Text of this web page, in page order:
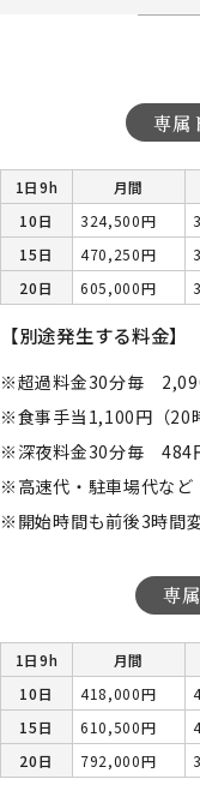
専属
1日9h 月間
10日
324,500円
15日 470,250円
20日
605,000円
【別途発生する料金】
超過料金30分毎
食事手当1,100円（20
深夜料金30分毎 484
高速代・駐車場代など
開始時間も前後3時間
専
1日9h 月間
10日
418,000円
15日 610,500円
20日
792,000円